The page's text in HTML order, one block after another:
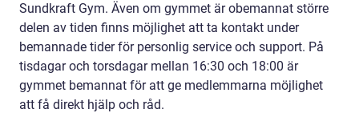
Sundkraft Gym. Även om gymmet är obemannat större
delen av tiden finns möjlighet att ta kontakt under
bemannade tider för personlig service och support. På
tisdagar och torsdagar mellan 16:30 och 18:00 är
gymmet bemannat för att ge medlemmarna möjlighet
att få direkt hjälp och råd.